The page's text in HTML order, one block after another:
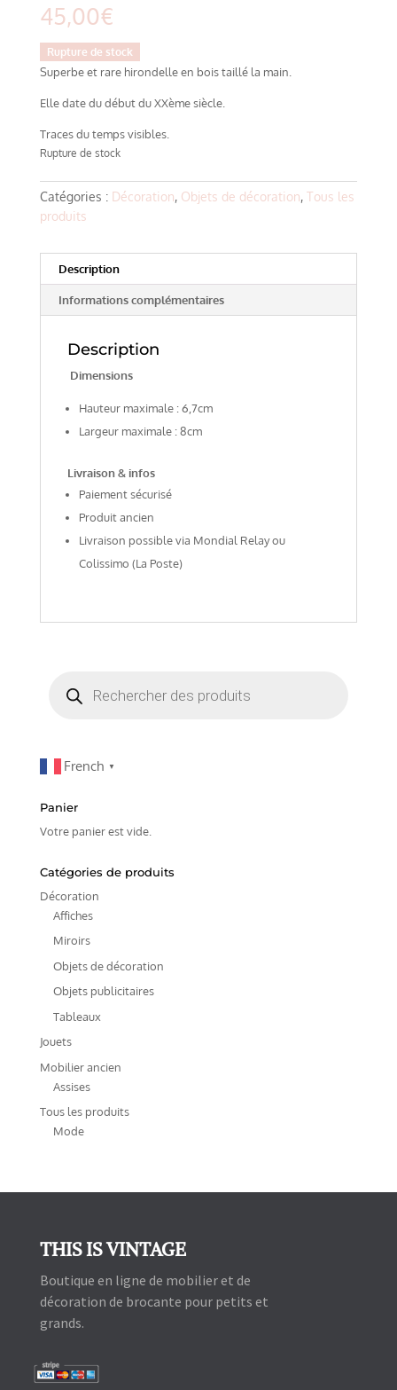
45,00€
Rupture de stock
Superbe et rare hirondelle en bois taillé la main.
Elle date du début du XXème siècle.
Traces du temps visibles.
Rupture de stock
Catégories : Décoration, Objets de décoration, Tous les
produits
Description
Informations complémentaires
Description
Dimensions
Hauteur maximale : 6,7cm
Largeur maximale : 8cm
Livraison & infos
Paiement sécurisé
Produit ancien
Livraison possible via Mondial Relay ou
Colissimo (La Poste)
produits
French ▼
Panier
Votre panier est vide.
Catégories de produits
Décoration
Affiches
Miroirs
Objets de décoration
Objets publicitaires
Tableaux
Jouets
Mobilier ancien
Assises
Tous les produits
Mode
THIS IS VINTAGE
Boutique en ligne de mobilier et de
décoration de brocante pour petits et
grands.